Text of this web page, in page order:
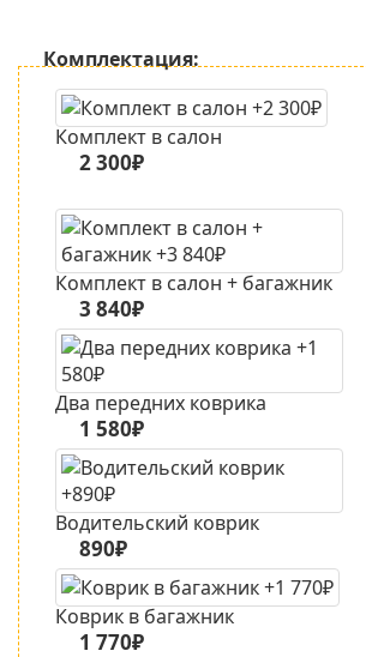
Комплектация:
Комплект в салон
2 300₽
Комплект в салон + багажник
3 840₽
Два передних коврика
1 580₽
Водительский коврик
890₽
Коврик в багажник
1 770₽